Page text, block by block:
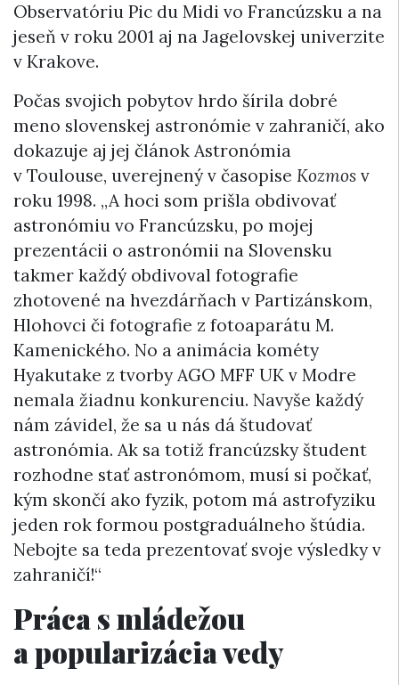
Observatóriu Pic du Midi vo Francúzsku a na
jeseň v roku 2001 aj na Jagelovskej univerzite
v Krakove.
Počas svojich pobytov hrdo šírila dobré
meno slovenskej astronómie v zahraničí, ako
dokazuje aj jej článok Astronómia
v Toulouse, uverejnený v časopise Kozmos v
roku 1998. „A hoci som prišla obdivovať
astronómiu vo Francúzsku, po mojej
prezentácii o astronómii na Slovensku
takmer každý obdivoval fotografie
zhotovené na hvezdárňach v Partizánskom,
Hlohovci či fotografie z fotoaparátu M.
Kamenického. No a animácia kométy
Hyakutake z tvorby AGO MFF UK v Modre
nemala žiadnu konkurenciu. Navyše každý
nám závidel, že sa u nás dá študovať
astronómia. Ak sa totiž francúzsky študent
rozhodne stať astronómom, musí si počkať,
kým skončí ako fyzik, potom má astrofyziku
jeden rok formou postgraduálneho štúdia.
Nebojte sa teda prezentovať svoje výsledky v
zahraničí!“
Práca s mládežou
a popularizácia vedy